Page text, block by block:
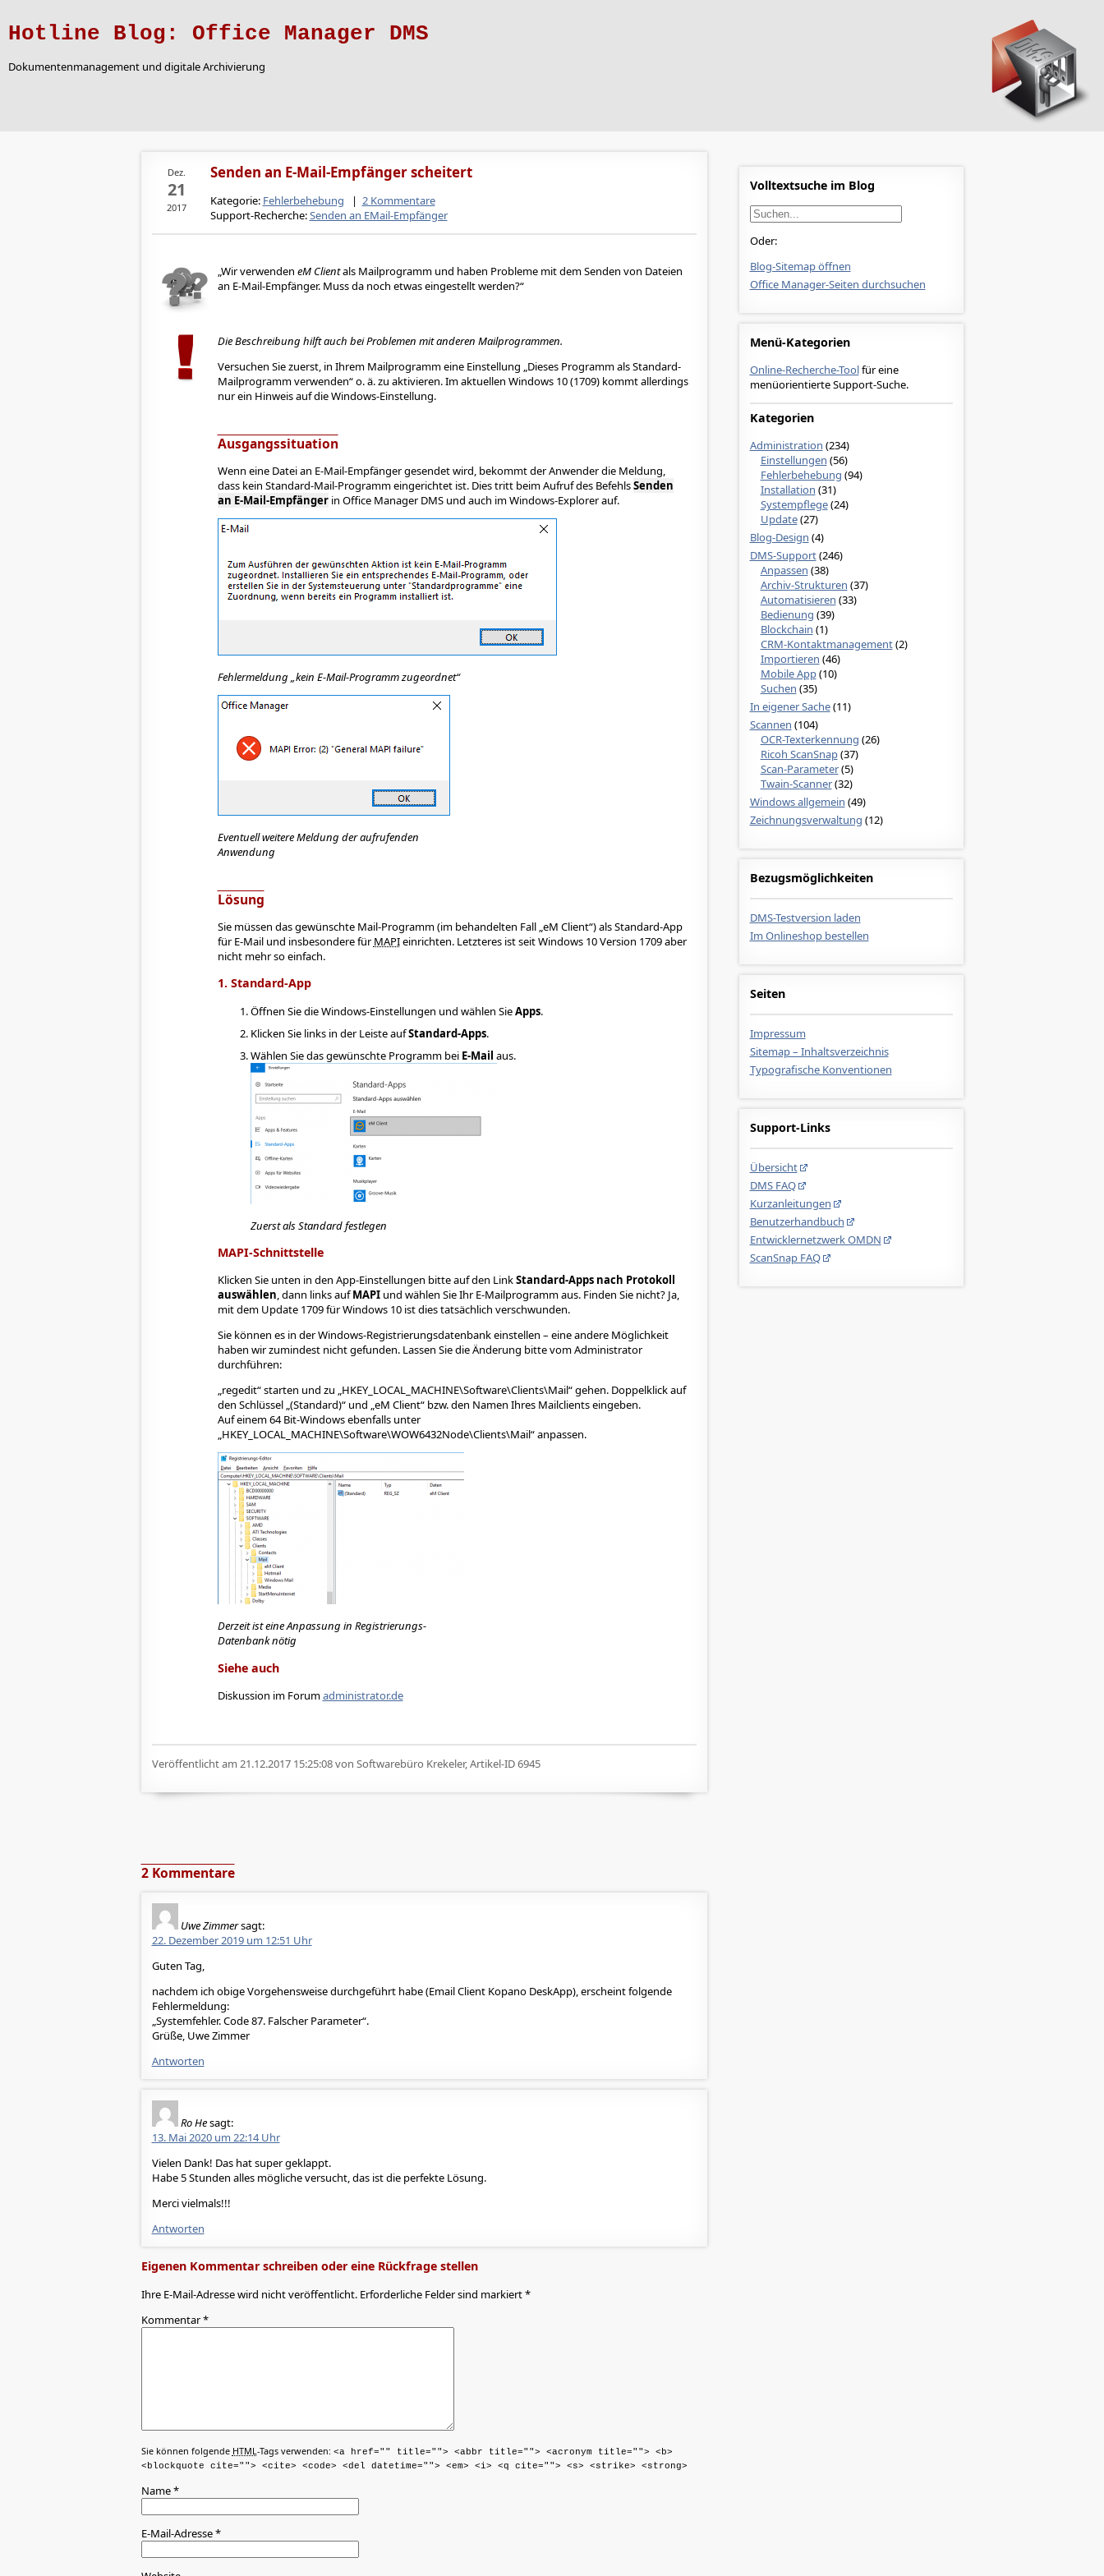
Hotline Blog: Office Manager DMS
Dokumentenmanagement und digitale Archivierung
Volltextsuche im Blog
Oder:
Blog-Sitemap öffnen
Office Manager-Seiten durchsuchen
Menü-Kategorien
Online-Recherche-Toolfür eine
menüorientierte Support-Suche.
Kategorien
Administration (234)
Einstellungen (56)
Fehlerbehebung (94)
Installation (31)
Systempflege(24)
Update(27)
Blog-Design (4)
DMS-Support(246)
Anpassen (38)
Archiv-Strukturen (37)
Automatisieren (33)
Bedienung (39)
Blockchain (1)
CRM-Kontaktmanagement(2)
Importieren (46)
Mobile App(10)
Suchen (35)
In eigener Sache(11)
Scannen (104)
OCR-Texterkennung (26)
Ricoh ScanSnap(37)
Scan-Parameter(5)
Twain-Scanner(32)
Windows allgemein (49)
Zeichnungsverwaltung (12)
Bezugsmöglichkeiten
DMS-Testversion laden
Im Onlineshop bestellen
Seiten
Impressum
Sitemap – Inhaltsverzeichnis
Typografische Konventionen
Support-Links
Übersicht
DMS FAQ
Kurzanleitungen
Benutzerhandbuch
Entwicklernetzwerk OMDN
ScanSnap FAQ
Dez.
21
2017
Senden an E-Mail-Empfänger scheitert
Kategorie: Fehlerbehebung | 2 Kommentare
Support-Recherche:Senden an EMail-Empfänger
Wir verwenden eM Clientals Mailprogramm und haben Probleme mit dem Senden von Dateien
an E-Mail-Empfänger. Muss da noch etwas eingestellt werden?
Die Beschreibung hilft auch bei Problemen mit anderen Mailprogrammen.
Versuchen Sie zuerst, in Ihrem Mailprogramm eine Einstellung „Dieses Programm als Standard-
Mailprogramm verwenden“ o. ä. zu aktivieren. Im aktuellen Windows 10 (1709) kommt allerdings
nur ein Hinweis auf die Windows-Einstellung.
Ausgangssituation
Wenn eine Datei an E-Mail-Empfänger gesendet wird, bekommt der Anwender die Meldung,
dass kein Standard-Mail-Programm eingerichtet ist. Dies tritt beim Aufruf des BefehlsSenden
an E-Mail-Empfängerin Office Manager DMS und auch im Windows-Explorer auf.
Fehlermeldung „kein E-Mail-Programm zugeordnet“
Eventuell weitere Meldung der aufrufenden
Anwendung
Lösung
Sie müssen das gewünschte Mail-Programm (im behandelten Fall „eM Client“) als Standard-App
für E-Mail und insbesondere fürMAPIeinrichten. Letzteres ist seit Windows 10 Version 1709 aber
nicht mehr so einfach.
1. Standard-App
Öffnen Sie die Windows-Einstellungen und wählen SieApps.
Klicken Sie links in der Leiste aufStandard-Apps.
Wählen Sie das gewünschte Programm bei E-Mail aus.
Zuerst als Standard festlegen
MAPI-Schnittstelle
Klicken Sie unten in den App-Einstellungen bitte auf den LinkStandard-Apps nach Protokoll
auswählen, dann links aufMAPIund wählen Sie Ihr E-Mailprogramm aus. Finden Sie nicht? Ja,
mit dem Update 1709 für Windows 10 ist dies tatsächlich verschwunden.
Sie können es in der Windows-Registrierungsdatenbank einstellen – eine andere Möglichkeit
haben wir zumindest nicht gefunden. Lassen Sie die Änderung bitte vom Administrator
durchführen:
„regedit“ starten und zu „HKEY_LOCAL_MACHINE\Software\Clients\Mail“ gehen. Doppelklick auf
den Schlüssel „(Standard)“ und „eM Client“ bzw. den Namen Ihres Mailclients eingeben.
Auf einem 64 Bit-Windows ebenfalls unter
„HKEY_LOCAL_MACHINE\Software\WOW6432Node\Clients\Mail“ anpassen.
Derzeit ist eine Anpassung in Registrierungs-
Datenbank nötig
Siehe auch
Diskussion im Forumadministrator.de
Veröffentlicht am 21.12.2017 15:25:08von Softwarebüro Krekeler, Artikel-ID 6945
2 Kommentare
Uwe Zimmersagt:
22. Dezember 2019 um 12:51 Uhr
Guten Tag,
nachdem ich obige Vorgehensweise durchgeführt habe (Email Client Kopano DeskApp), erscheint folgende
Fehlermeldung:
„Systemfehler. Code 87. Falscher Parameter“.
Grüße, Uwe Zimmer
Antworten
Ro Hesagt:
13. Mai 2020 um 22:14 Uhr
Vielen Dank! Das hat super geklappt.
Habe 5 Stunden alles mögliche versucht, das ist die perfekte Lösung.
Merci vielmals!!!
Antworten
Eigenen Kommentar schreiben oder eine Rückfrage stellen
Ihre E-Mail-Adresse wird nicht veröffentlicht. Erforderliche Felder sind markiert *
Kommentar*
Sie können folgende HTML -Tags verwenden: <a href="" title=""> <abbr title=""> <acronym title=""> <b>
<blockquote cite=""> <cite> <code> <del datetime=""> <em> <i> <q cite=""> <s> <strike> <strong>
Name*
E-Mail-Adresse*